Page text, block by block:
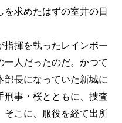
求めたはずの室井の日
指揮を執ったレインボー
一人だったのだ。かつて
部長になっていた新城に
刑事・桜とともに、捜査
そこに、服役を経て出所